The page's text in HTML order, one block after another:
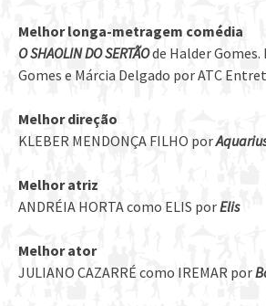
Melhor longa-metragem comédia
O SHAOLIN DO SERTÃOde Halder Gomes.
Gomes e Márcia Delgado por ATC
Melhor direção
KLEBER MENDONÇA FILHO por
Melhor atriz
ANDRÉIA HORTA como ELIS porElis
Melhor ator
JULIANO CAZARRÉ como IREMAR por